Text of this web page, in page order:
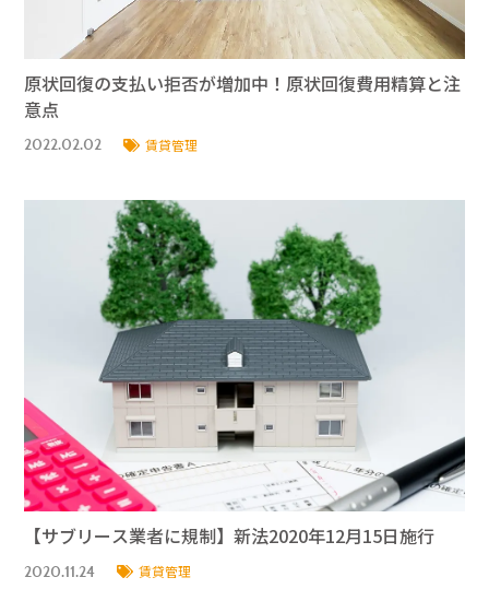
原状回復の支払い拒否が増加中！原状回復費用精算と注
意点
2022.02.02 賃貸管理
【サブリース業者に規制】新法2020年12月15日施行
2020.11.24 賃貸管理